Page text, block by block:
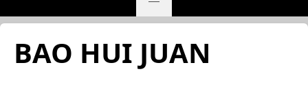
BAO HUI JUAN